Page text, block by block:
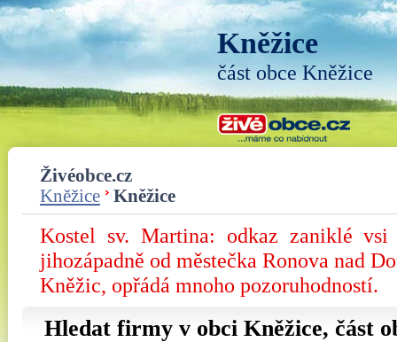
Kněžice
část obce Kněžice
Živéobce.cz
Kněžice
Kněžice
Kostel sv. Martina: odkaz zaniklé vsi
jihozápadně od městečka Ronova nad
Kněžic, opřádá mnoho pozoruhodností.
Hledat firmy v obci Kněžice, část